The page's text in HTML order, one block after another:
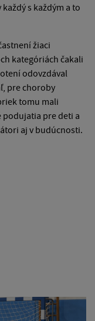
s každým a to
žiaci
kategóriách čakali
odovzdával
pre choroby
tomu mali
pre deti a
aj v budúcnosti.